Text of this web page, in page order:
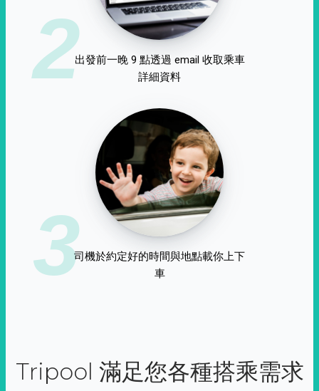
2出發前一晚 9 點透過 email 收取乘車
詳細資料
3司機於約定好的時間與地點載你上下
車
Tripool 滿足您各種搭乘需求